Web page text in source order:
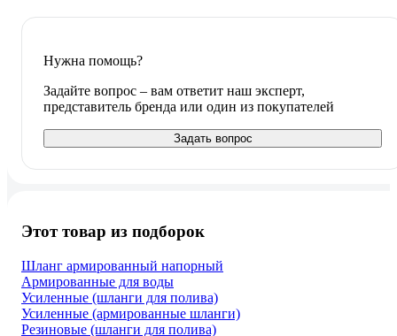
Нужна помощь?
Задайте вопрос – вам ответит наш эксперт,
представитель бренда или один из покупателей
Задать вопрос
Этот товар из подборок
Шланг армированный напорный
Армированные для воды
Усиленные (шланги для полива)
Усиленные (армированные шланги)
Резиновые (шланги для полива)